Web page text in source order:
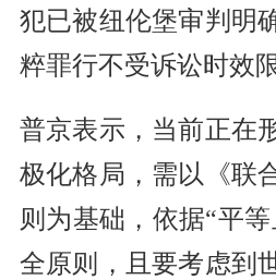
犯已被纽伦堡审判明
粹罪行不受诉讼时效限
普京表示，当前正在
极化格局，需以《联
则为基础，依据“平
全原则，且要考虑到